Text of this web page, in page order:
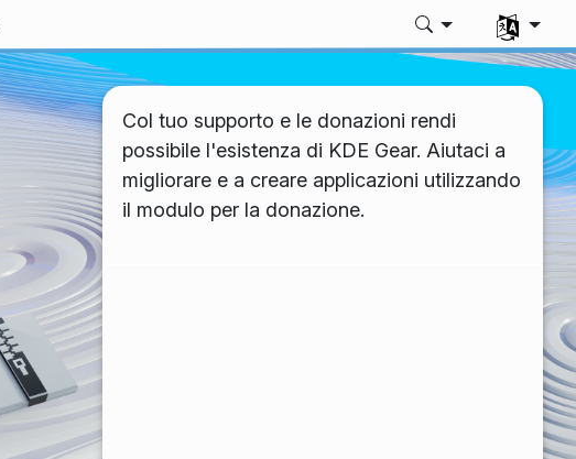
Seleziona
Col tuo supporto e le donazioni rendi
possibile l'esistenza di KDE Gear. Aiutaci a
migliorare e a creare applicazioni utilizzando
il modulo per la donazione.